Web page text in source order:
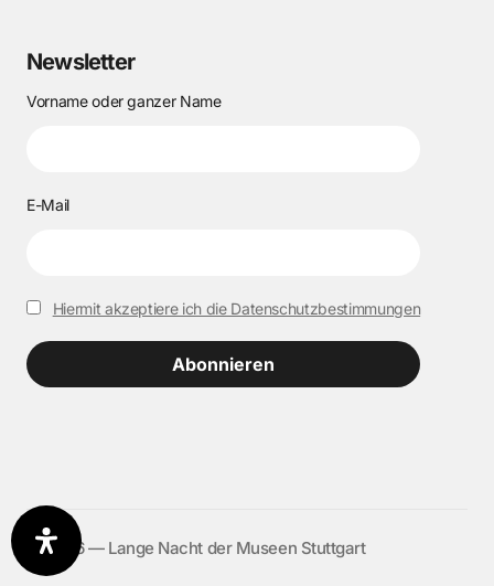
Newsletter
Vorname oder ganzer Name
E-Mail
Hiermit akzeptiere ich die Datenschutzbestimmungen
©️ 2026 — Lange Nacht der Museen Stuttgart